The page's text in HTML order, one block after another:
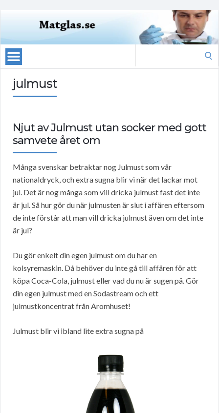
julmust
Njut av Julmust utan socker med gott
samvete året om
Många svenskar betraktar nog Julmust som vår
nationaldryck, och extra sugna blir vi när det lackar mot
jul. Det är nog många som vill dricka julmust fast det inte
är jul. Så hur gör du när julmusten är slut i affären eftersom
de inte förstår att man vill dricka julmust även om det inte
är jul?
Du gör enkelt din egen julmust om du har en
kolsyremaskin. Då behöver du inte gå till affären för att
köpa Coca-Cola, julmust eller vad du nu är sugen på. Gör
din egen julmust med en Sodastream och ett
julmustkoncentrat från Aromhuset!
Julmust blir vi ibland lite extra sugna på